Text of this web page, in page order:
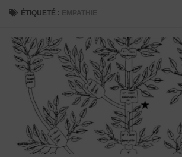
ÉTIQUETÉ : EMPATHIE